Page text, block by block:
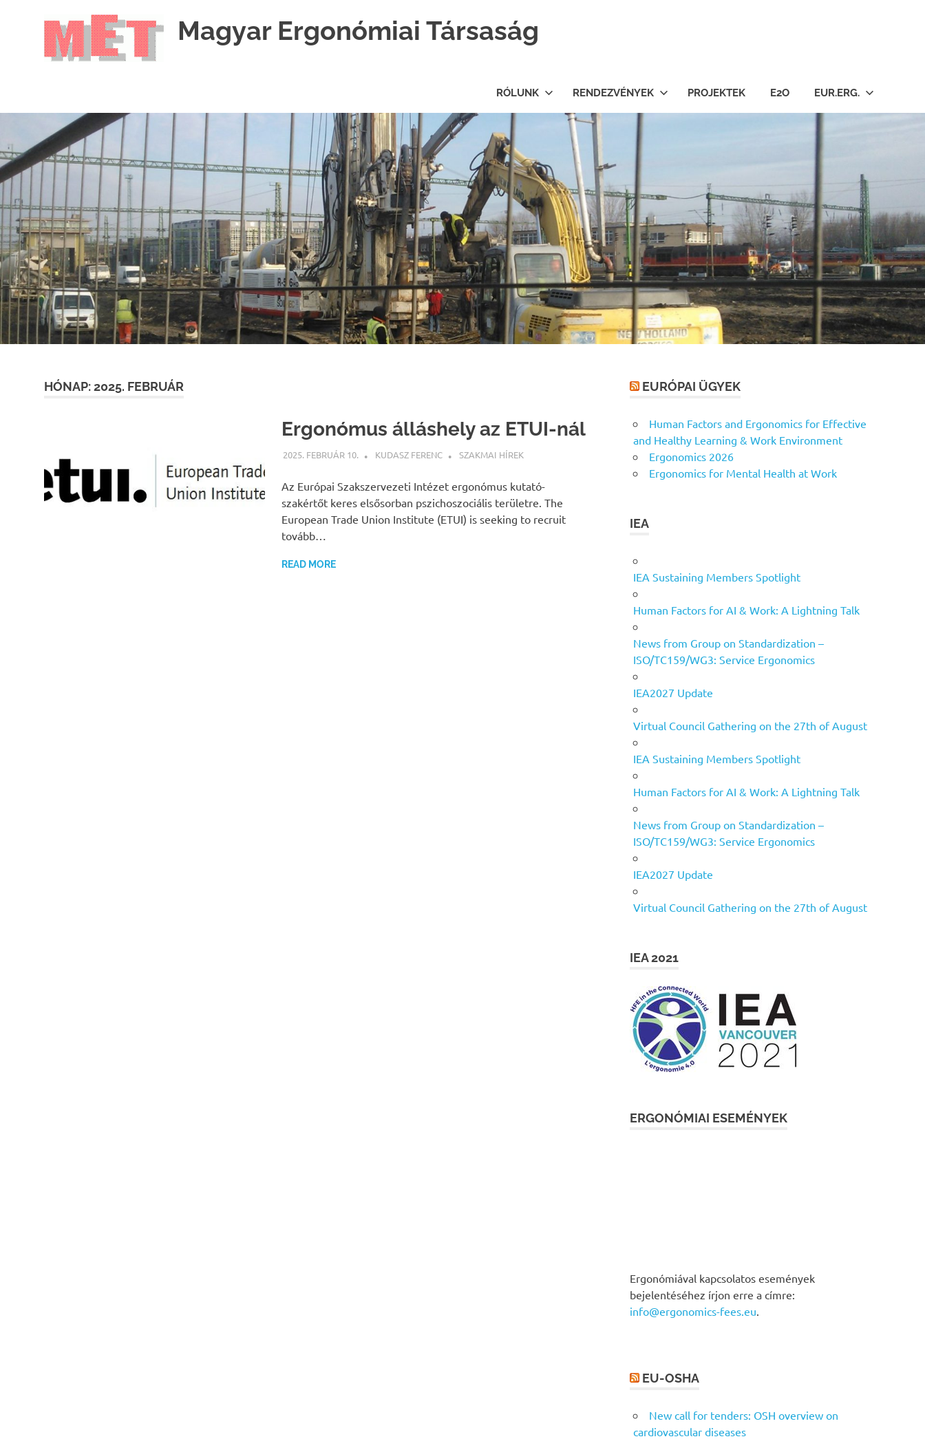
Magyar Ergonómiai Társaság
RÓLUNK RENDEZVÉNYEK PROJEKTEK E2O EUR.ERG.
HÓNAP:2025. FEBRUÁR
Ergonómus álláshely az ETUI-nál
2025. FEBRUÁR 10. KUDASZ FERENC SZAKMAI HÍREK
Az Európai Szakszervezeti Intézet ergonómus kutató-
szakértőt keres elsősorban pszichoszociális területre. The
European Trade Union Institute (ETUI) is seeking to recruit
tovább…
READ MORE
EURÓPAI ÜGYEK
Human Factors and Ergonomics for Effective
and Healthy Learning & Work Environment
Ergonomics 2026
Ergonomics for Mental Health at Work
IEA
IEA Sustaining Members Spotlight
Human Factors for AI & Work: A Lightning Talk
News from Group on Standardization –
ISO/TC159/WG3: Service Ergonomics
IEA2027 Update
Virtual Council Gathering on the 27th of August
IEA Sustaining Members Spotlight
Human Factors for AI & Work: A Lightning Talk
News from Group on Standardization –
ISO/TC159/WG3: Service Ergonomics
IEA2027 Update
Virtual Council Gathering on the 27th of August
IEA 2021
ERGONÓMIAI ESEMÉNYEK
Ergonómiával kapcsolatos események
bejelentéséhez írjon erre a címre:
info@ergonomics-fees.eu
EU-OSHA
New call for tenders: OSH overview on
cardiovascular diseases